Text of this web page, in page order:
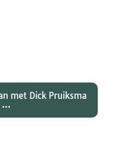
met Dick Pruiksma
...